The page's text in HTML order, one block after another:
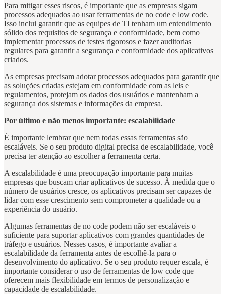
Para mitigar esses riscos, é importante que as empresas sigam
processos adequados ao usar ferramentas de no code e low code.
Isso inclui garantir que as equipes de TI tenham um entendimento
sólido dos requisitos de segurança e conformidade, bem como
implementar processos de testes rigorosos e fazer auditorias
regulares para garantir a segurança e conformidade dos aplicativos
criados.
As empresas precisam adotar processos adequados para garantir que
as soluções criadas estejam em conformidade com as leis e
regulamentos, protejam os dados dos usuários e mantenham a
segurança dos sistemas e informações da empresa.
Por último e não menos importante: escalabilidade
É importante lembrar que nem todas essas ferramentas são
escaláveis. Se o seu produto digital precisa de escalabilidade, você
precisa ter atenção ao escolher a ferramenta certa.
A escalabilidade é uma preocupação importante para muitas
empresas que buscam criar aplicativos de sucesso. À medida que o
número de usuários cresce, os aplicativos precisam ser capazes de
lidar com esse crescimento sem comprometer a qualidade ou a
experiência do usuário.
Algumas ferramentas de no code podem não ser escaláveis ​​o
suficiente para suportar aplicativos com grandes quantidades de
tráfego e usuários. Nesses casos, é importante avaliar a
escalabilidade da ferramenta antes de escolhê-la para o
desenvolvimento do aplicativo. Se o seu produto requer escala, é
importante considerar o uso de ferramentas de low code que
oferecem mais flexibilidade em termos de personalização e
capacidade de escalabilidade.